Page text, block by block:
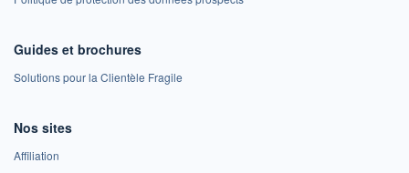
Guides et brochures
Solutions pour la Clientèle Fragile
Nos sites
Affiliation